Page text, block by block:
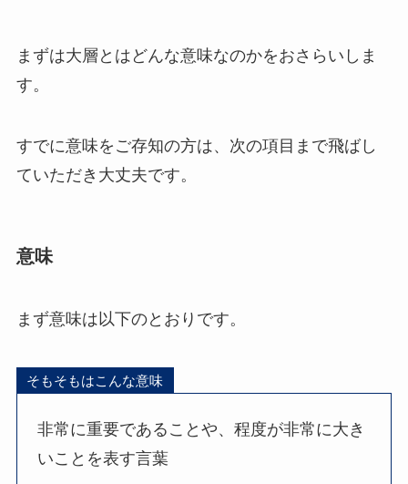
まずは大層とはどんな意味なのかをおさらいしま
す。
すでに意味をご存知の方は、次の項目まで飛ばし
ていただき大丈夫です。
意味
まず意味は以下のとおりです。
そもそもはこんな意味
非常に重要であることや、程度が非常に大き
いことを表す言葉